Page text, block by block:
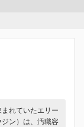
れていたエリー
ジン）は、汚職容